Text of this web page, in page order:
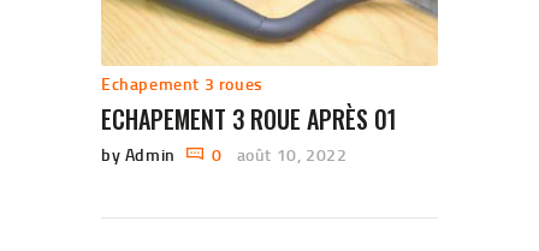
Echapement 3 roues
ECHAPEMENT 3 ROUE APRÈS 01
by Admin 0 août 10, 2022